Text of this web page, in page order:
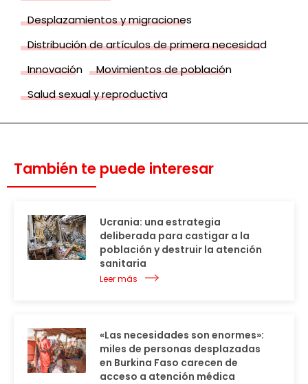
Desplazamientos y migraciones
Distribución de artículos de primera necesidad
Innovación
Movimientos de población
Salud sexual y reproductiva
También te puede interesar
Ucrania: una estrategia
deliberada para castigar a la
población y destruir la atención
sanitaria
Leer más
«Las necesidades son enormes»:
miles de personas desplazadas
en Burkina Faso carecen de
acceso a atención médica